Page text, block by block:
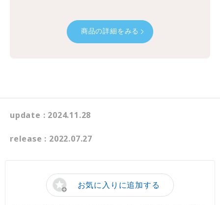
商品の詳細をみる
update : 2024.11.28
release : 2022.07.27
お気に入りに追加する